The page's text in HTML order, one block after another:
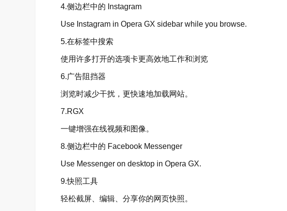
4.侧边栏中的 Instagram
Use Instagram in Opera GX sidebar while you browse.
5.在标签中搜索
使用许多打开的选项卡更高效地工作和浏览
6.广告阻挡器
浏览时减少干扰，更快速地加载网站。
7.RGX
一键增强在线视频和图像。
8.侧边栏中的 Facebook Messenger
Use Messenger on desktop in Opera GX.
9.快照工具
轻松截屏、编辑、分享你的网页快照。